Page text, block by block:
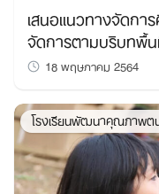
เสนอแนวทางจัดกา
จัดการตามบริบทพื้
18 พฤษภาคม 2564
โรงเรียนพัฒนาคุณภาพต